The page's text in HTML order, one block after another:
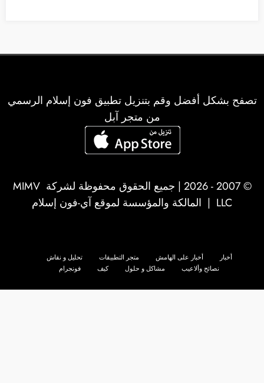
تصفح بشكل أفضل وقم بتنزيل تطبيق فون إسلام الرسمي
من متجر آبل
© 2007 - 2026 | جميع الحقوق محفوظة لشركة
MIMV
LLC | المالكة والمؤسسة لموقع آي-فون إسلام
أخبار أخبار على الهامش متجر التطبيقات
تحليل و نقاش
نصائح وألاعيب
مشاكل و حلول كيف فونجرام